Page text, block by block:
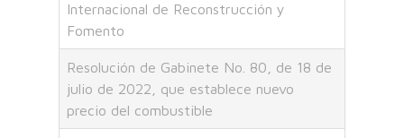
Internacional de Reconstrucción y
Fomento
Resolución de Gabinete No. 80, de 18 de
julio de 2022, que establece nuevo
precio del combustible